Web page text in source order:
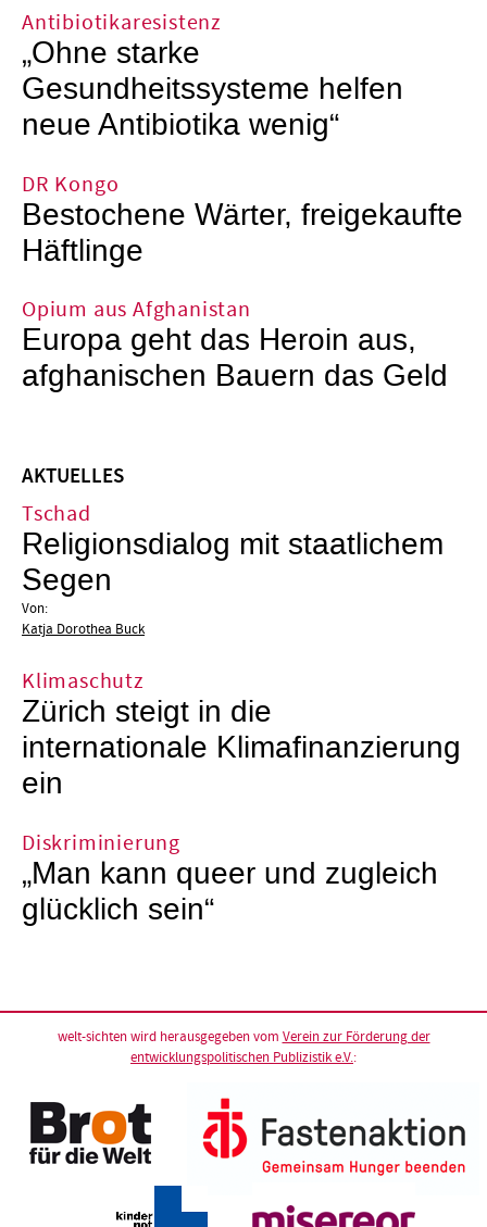
Antibiotikaresistenz
„Ohne starke
Gesundheitssysteme helfen
neue Antibiotika wenig“
DR Kongo
Bestochene Wärter, freigekaufte
Häftlinge
Opium aus Afghanistan
Europa geht das Heroin aus,
afghanischen Bauern das Geld
AKTUELLES
Tschad
Religionsdialog mit staatlichem
Segen
Von:
Katja Dorothea Buck
Klimaschutz
Zürich steigt in die
internationale Klimafinanzierung
ein
Diskriminierung
„Man kann queer und zugleich
glücklich sein“
welt-sichten wird herausgegeben vom Verein zur Förderung der
entwicklungspolitischen Publizistik e.V.: